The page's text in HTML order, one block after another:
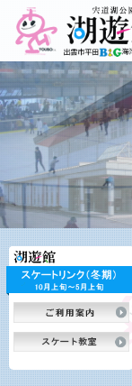
このページの本文へ
宍道湖公園 湖遊館